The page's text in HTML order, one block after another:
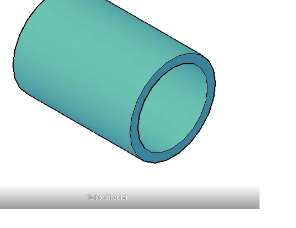
Tubo Circular